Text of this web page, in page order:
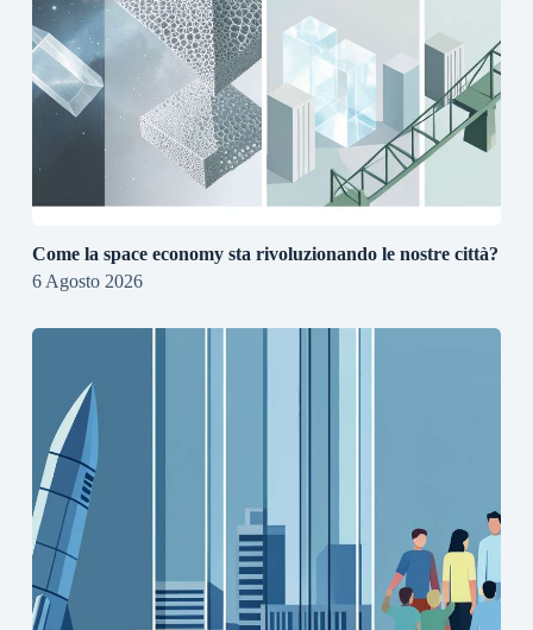
Come la space economy sta rivoluzionando le nostre città?
6 Agosto 2026